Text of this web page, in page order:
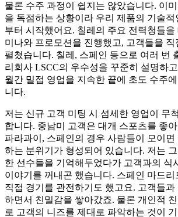
물론 수주 과정이 쉽지는 않았습니다. 이
을 독점하는 상황이라 우리 제품의 기술적
부터 시작했어요. 칠레의 주요 전력청들을
미나와 프로모션을 진행했고, 고객들을
펼쳤습니다. 칠레, 스페인 등으로 여러 번
리회사 LSCC의 우수성을 꾸준히 설명하
월간 밀접 영업을 지속한 끝에 초도 수주
니다.
저는 신규 고객 미팅 시 섬세한 영업이 무
합니다. 중남미 고객은 대개 스포츠를 좋
파라과이, 스페인의 경우 사람들이 모이
하는 분위기가 형성되어 있습니다. 저는
한 선수들을 기억해두었다가 고객과의 식
이야기를 꺼내곤 했습니다. 스페인 마드
직접 경기를 관전하기도 했고요. 고객들과
하면서 친밀감을 쌓아갔죠. 물론 개인적
로 고객의 니즈를 제대로 파악하는 것이